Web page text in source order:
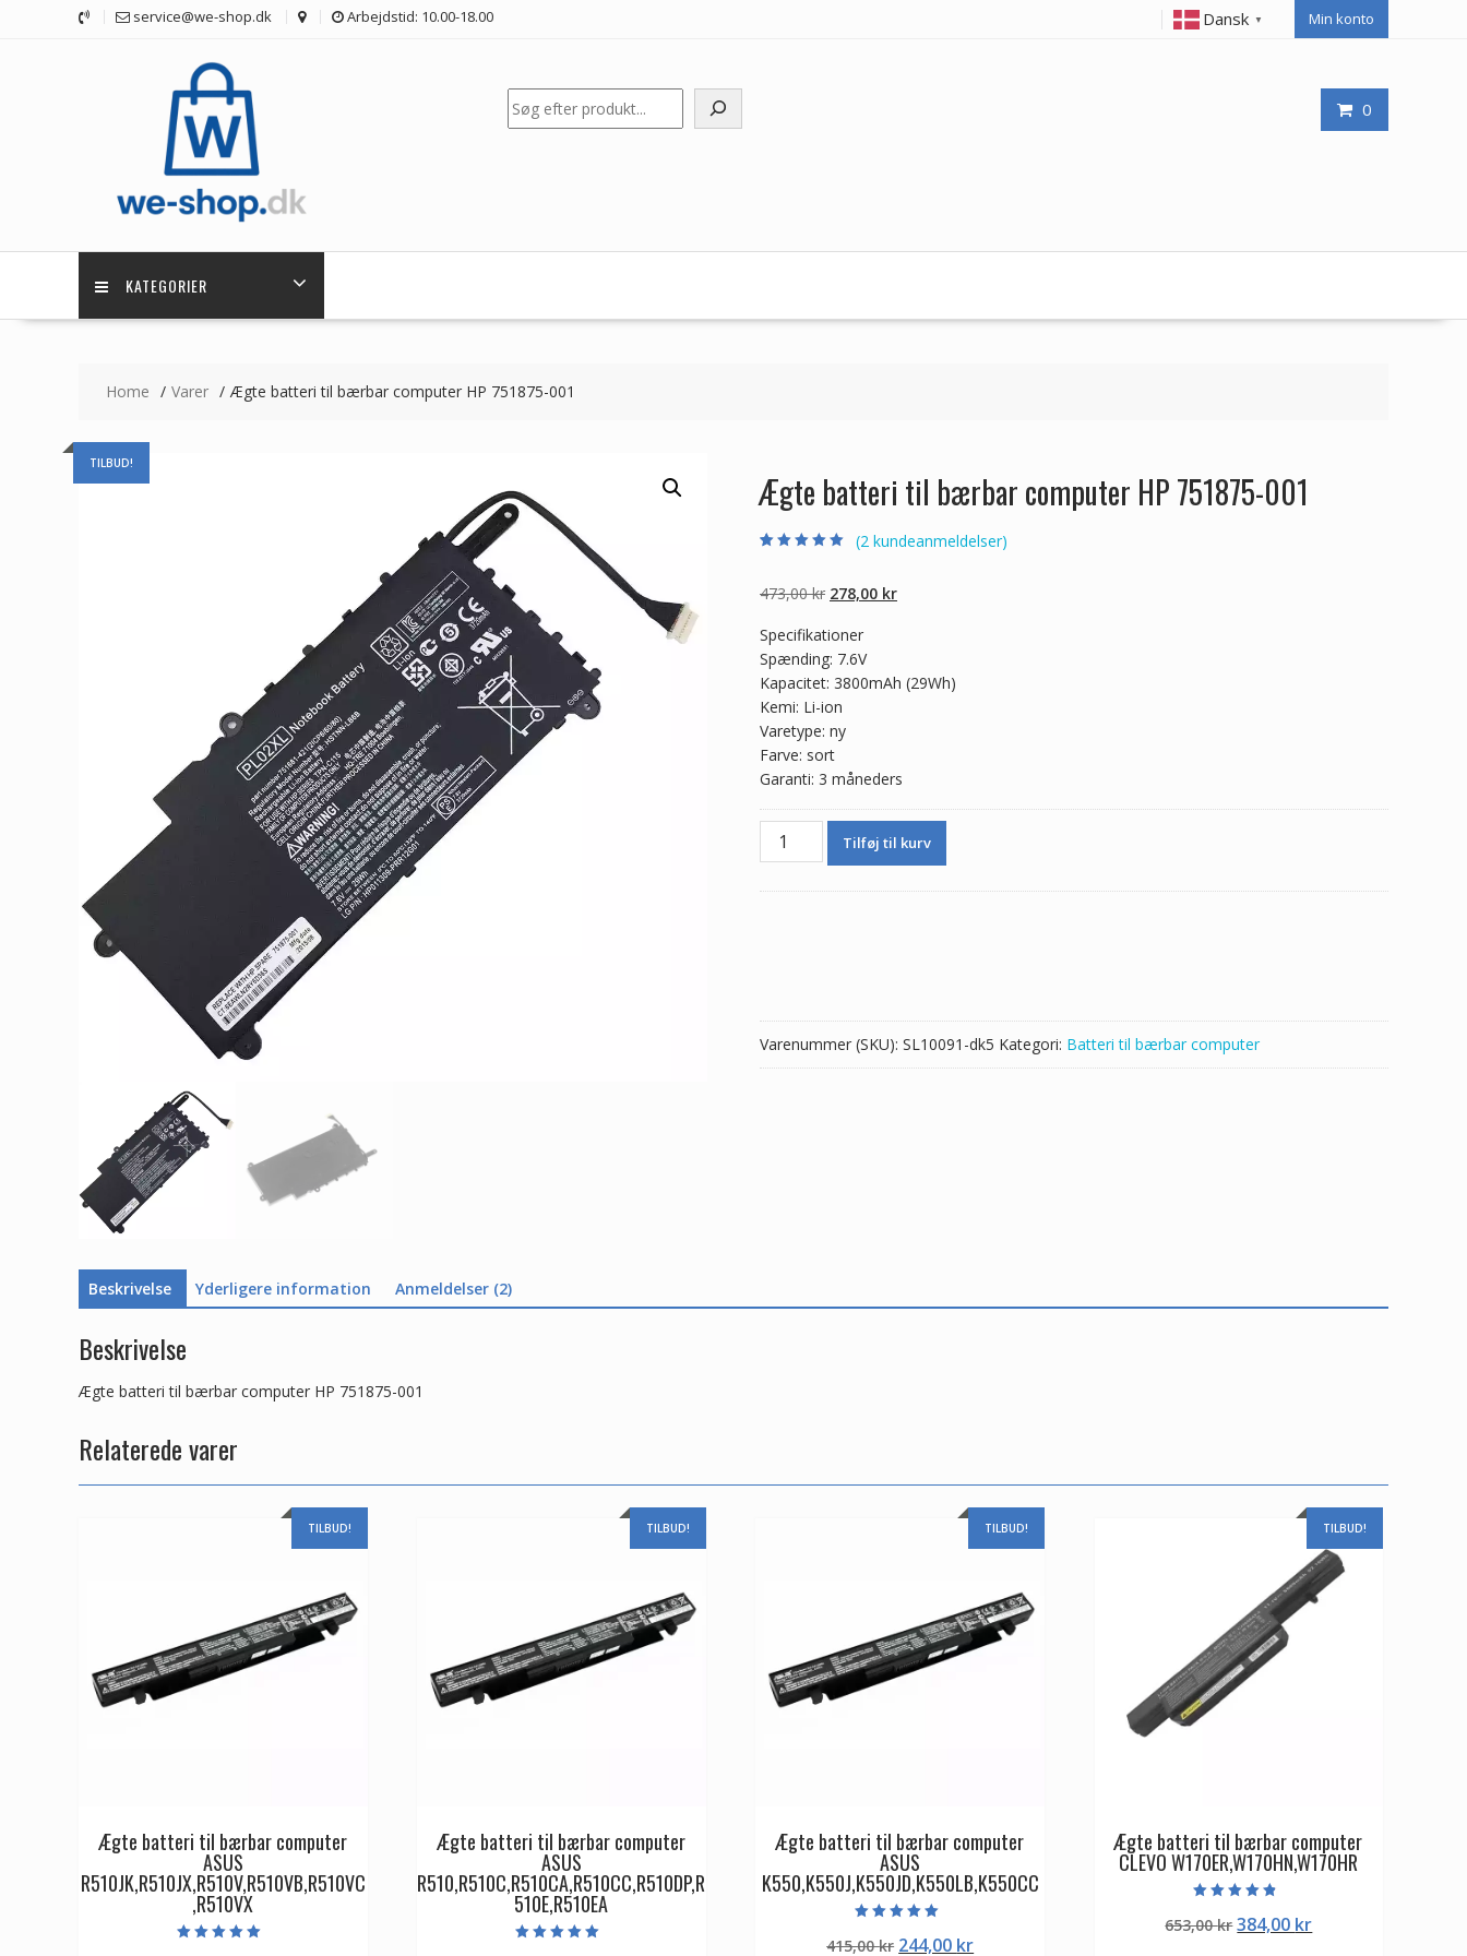
service@we-shop.dk Arbejdstid: 10.00-18.00 Dansk ▼ Min konto
0
Søg
KATEGORIER
Home Varer Ægte batteri til bærbar computer HP 751875-001
TILBUD!
Ægte batteri til bærbar computer HP 751875-001
baseret på
kundebedømmel
(2 kundeanmeldelser)
473,00kr Den
pris
var:
473,00 kr.
278,00 krDen
278,00 kr.
Specifikationer
Spænding: 7.6V
Kapacitet: 3800mAh (29Wh)
Kemi: Li-ion
Varetype: ny
Farve: sort
Garanti: 3 måneders
Ægte
batteri
antal
Tilføj til kurv
Varenummer (SKU): SL10091-dk5 Kategori: Batteri til bærbar computer
Beskrivelse Yderligere information Anmeldelser (2)
Beskrivelse
Ægte batteri til bærbar computer HP 751875-001
Relaterede varer
TILBUD!
Ægte batteri til bærbar computer
ASUS
R510JK,R510JX,R510V,R510VB,R510VC
,R510VX
TILBUD!
Ægte batteri til bærbar computer
ASUS
R510,R510C,R510CA,R510CC,R510DP,R
510E,R510EA
TILBUD!
Ægte batteri til bærbar computer
ASUS
K550,K550J,K550JD,K550LB,K550CC
5.00
415,00kr Den
244,00 krDen
TILBUD!
Ægte batteri til bærbar computer
CLEVO W170ER,W170HN,W170HR
4.50
ud af 5
653,00krDen
384,00 krDen